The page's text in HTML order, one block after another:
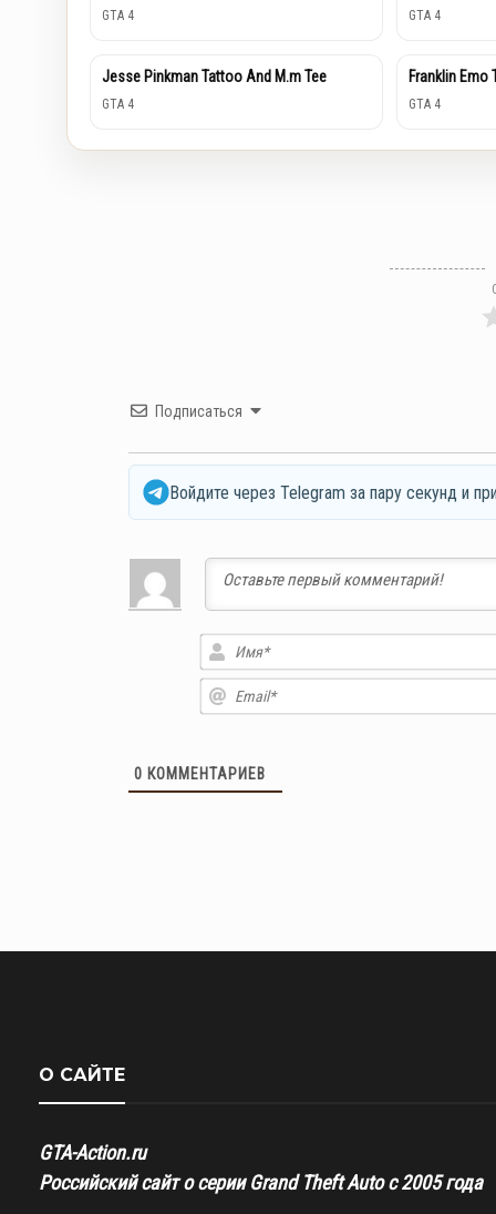
GTA 4 GTA 4
Jesse Pinkman Tattoo And M.m Tee
GTA 4
Franklin Emo
GTA 4
Подписаться
Войдите через Telegram за пару секунд и
0 КОММЕНТАРИЕВ
О САЙТЕ
GTA-Action.ru
Российский сайт о серии Grand Theft Auto с 2005 года